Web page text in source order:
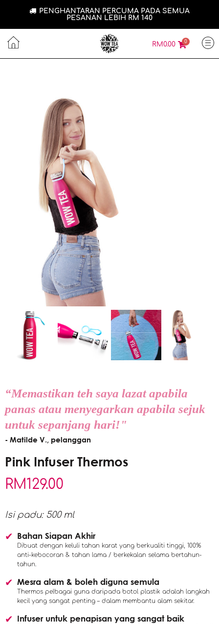
PENGHANTARAN PERCUMA PADA SEMUA
PESANAN LEBIH RM 140
RM0.00 0
“Memastikan teh saya lazat apabila
panas atau menyegarkan apabila sejuk
untuk sepanjang hari!"
- Matilde V., pelanggan
Pink Infuser Thermos
RM129.00
Isi padu: 500 ml
Bahan Siapan Akhir
Dibuat dengan keluli tahan karat yang berkualiti tinggi, 100%
anti-kebocoran & tahan lama / berkekalan selama bertahun-
tahun.
Mesra alam & boleh diguna semula
Thermos pelbagai guna daripada botol plastik adalah langkah
kecil yang sangat penting – dalam membantu alam sekitar.
Infuser untuk penapisan yang sangat baik